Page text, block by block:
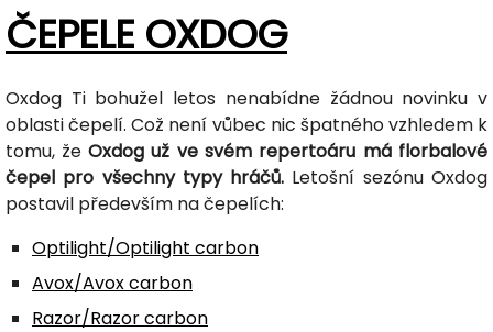
ČEPELE OXDOG
Oxdog Ti bohužel letos nenabídne žádnou novinku v
oblasti čepelí. Což není vůbec nic špatného vzhledem k
tomu, že Oxdog už ve svém repertoáru má florbalové
čepel pro všechny typy hráčů. Letošní sezónu Oxdog
postavil především na čepelích:
Optilight/Optilight carbon
Avox/Avox carbon
Razor/Razor carbon